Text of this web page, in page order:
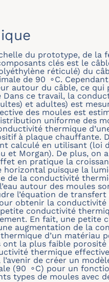
du prototype, de la
clés est le
réticulé) du
de 90 ∘C.
autour du câble, ce
ce travail, la
et adultes) est
des moules est
uniforme des
thermique
à plaque chauffante.
calculé en utilisant (loi
Morgan). De plus, on
en pratique la
puisque la
de la conductivité
autour des moules
l’équation de transfert
obtenir la
conductivité
En fait, une petite
augmentation de la
d’un matériau
la plus faible porosité
thermique
de créer un
(90 ∘C) pour un
types de moules avec